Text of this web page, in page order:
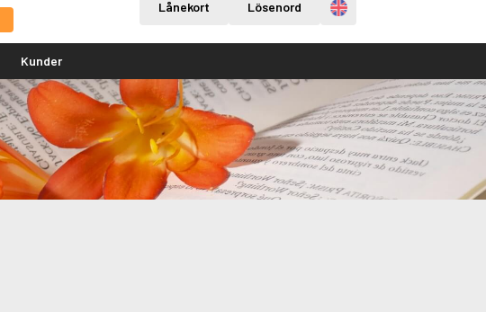
Lånekort Lösenord Engelska
Kunder